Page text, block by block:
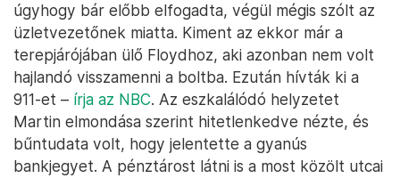
úgyhogy bár előbb elfogadta, végül mégis szólt az
üzletvezetőnek miatta. Kiment az ekkor már a
terepjárójában ülő Floydhoz, aki azonban nem volt
hajlandó visszamenni a boltba. Ezután hívták ki a
911-et – írja az NBC. Az eszkalálódó helyzetet
Martin elmondása szerint hitetlenkedve nézte, és
bűntudata volt, hogy jelentette a gyanús
bankjegyet. A pénztárost látni is a most közölt utcai